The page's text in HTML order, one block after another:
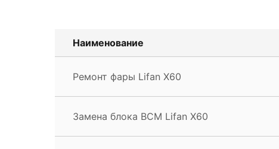
Наименование
Ремонт фары Lifan X60
Замена блока BCM Lifan X60